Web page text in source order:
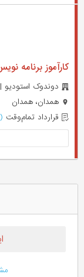
کارآموز برنامه
دوندوک استودیو | DoonDookStudio
همدان، همدان
قرارداد تمام‌وقت